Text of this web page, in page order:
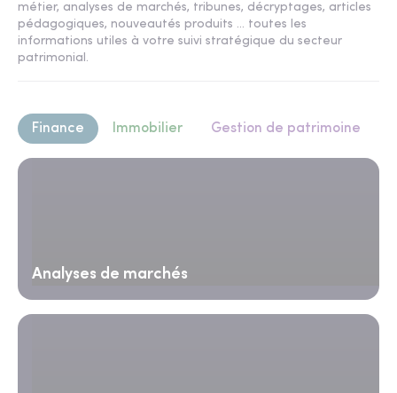
métier, analyses de marchés, tribunes, décryptages, articles
pédagogiques, nouveautés produits ... toutes les
informations utiles à votre suivi stratégique du secteur
patrimonial.
Finance Immobilier Gestion de patrimoine
Analyses de marchés